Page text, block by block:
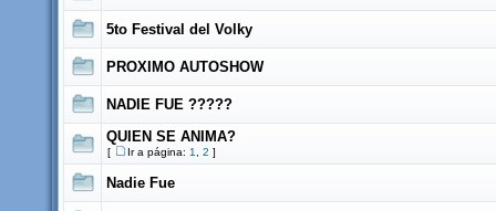
5to Festival del Volky
PROXIMO AUTOSHOW
NADIE FUE ?????
QUIEN SE ANIMA?
[ Ir a página: 1 2 ]
Nadie Fue